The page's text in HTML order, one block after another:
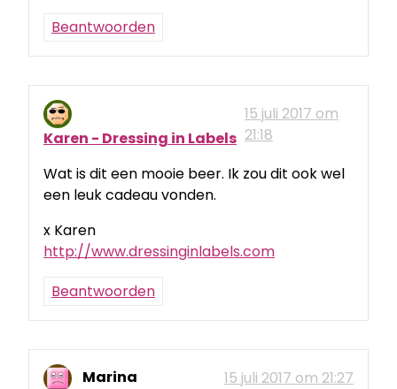
Beantwoorden
Karen - Dressing in Labels
15 juli 2017 om
21:18
Wat is dit een mooie beer. Ik zou dit ook wel
een leuk cadeau vonden.
x Karen
http://www.dressinginlabels.com
Beantwoorden
Marina
15 juli 2017 om 21:27